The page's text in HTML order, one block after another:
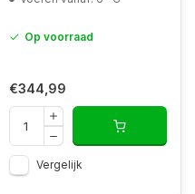
Op voorraad
€344,99
Vergelijk